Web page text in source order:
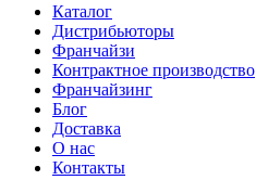
Каталог
Дистрибьюторы
Франчайзи
Контрактное производство
Франчайзинг
Блог
Доставка
О нас
Контакты